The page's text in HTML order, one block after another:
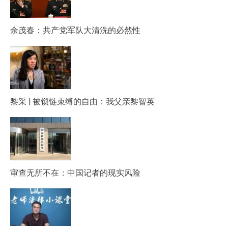
余茂春：共产党军队大清洗的必然性
黎采 | 被锁链束缚的自由：我父亲黎智英
审查无所不在：中国记者的现实风险